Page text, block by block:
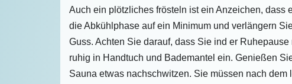
Auch ein plötzliches frösteln ist ein Anzeichen, dass
die Abkühlphase auf ein Minimum und verlängern
Guss. Achten Sie darauf, dass Sie ind er
ruhig in Handtuch und Bademantel ein. Genießen
Sauna etwas nachschwitzen. Sie müssen nach